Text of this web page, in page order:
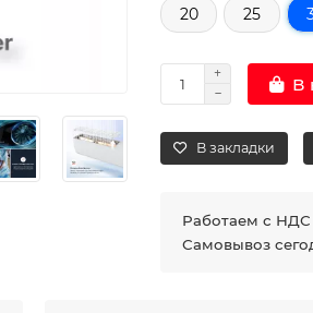
20
25
В
В закладки
Работаем с НДС
Самовывоз